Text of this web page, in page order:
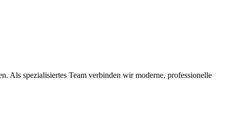
Als spezialisiertes Team verbinden wir moderne, professionelle